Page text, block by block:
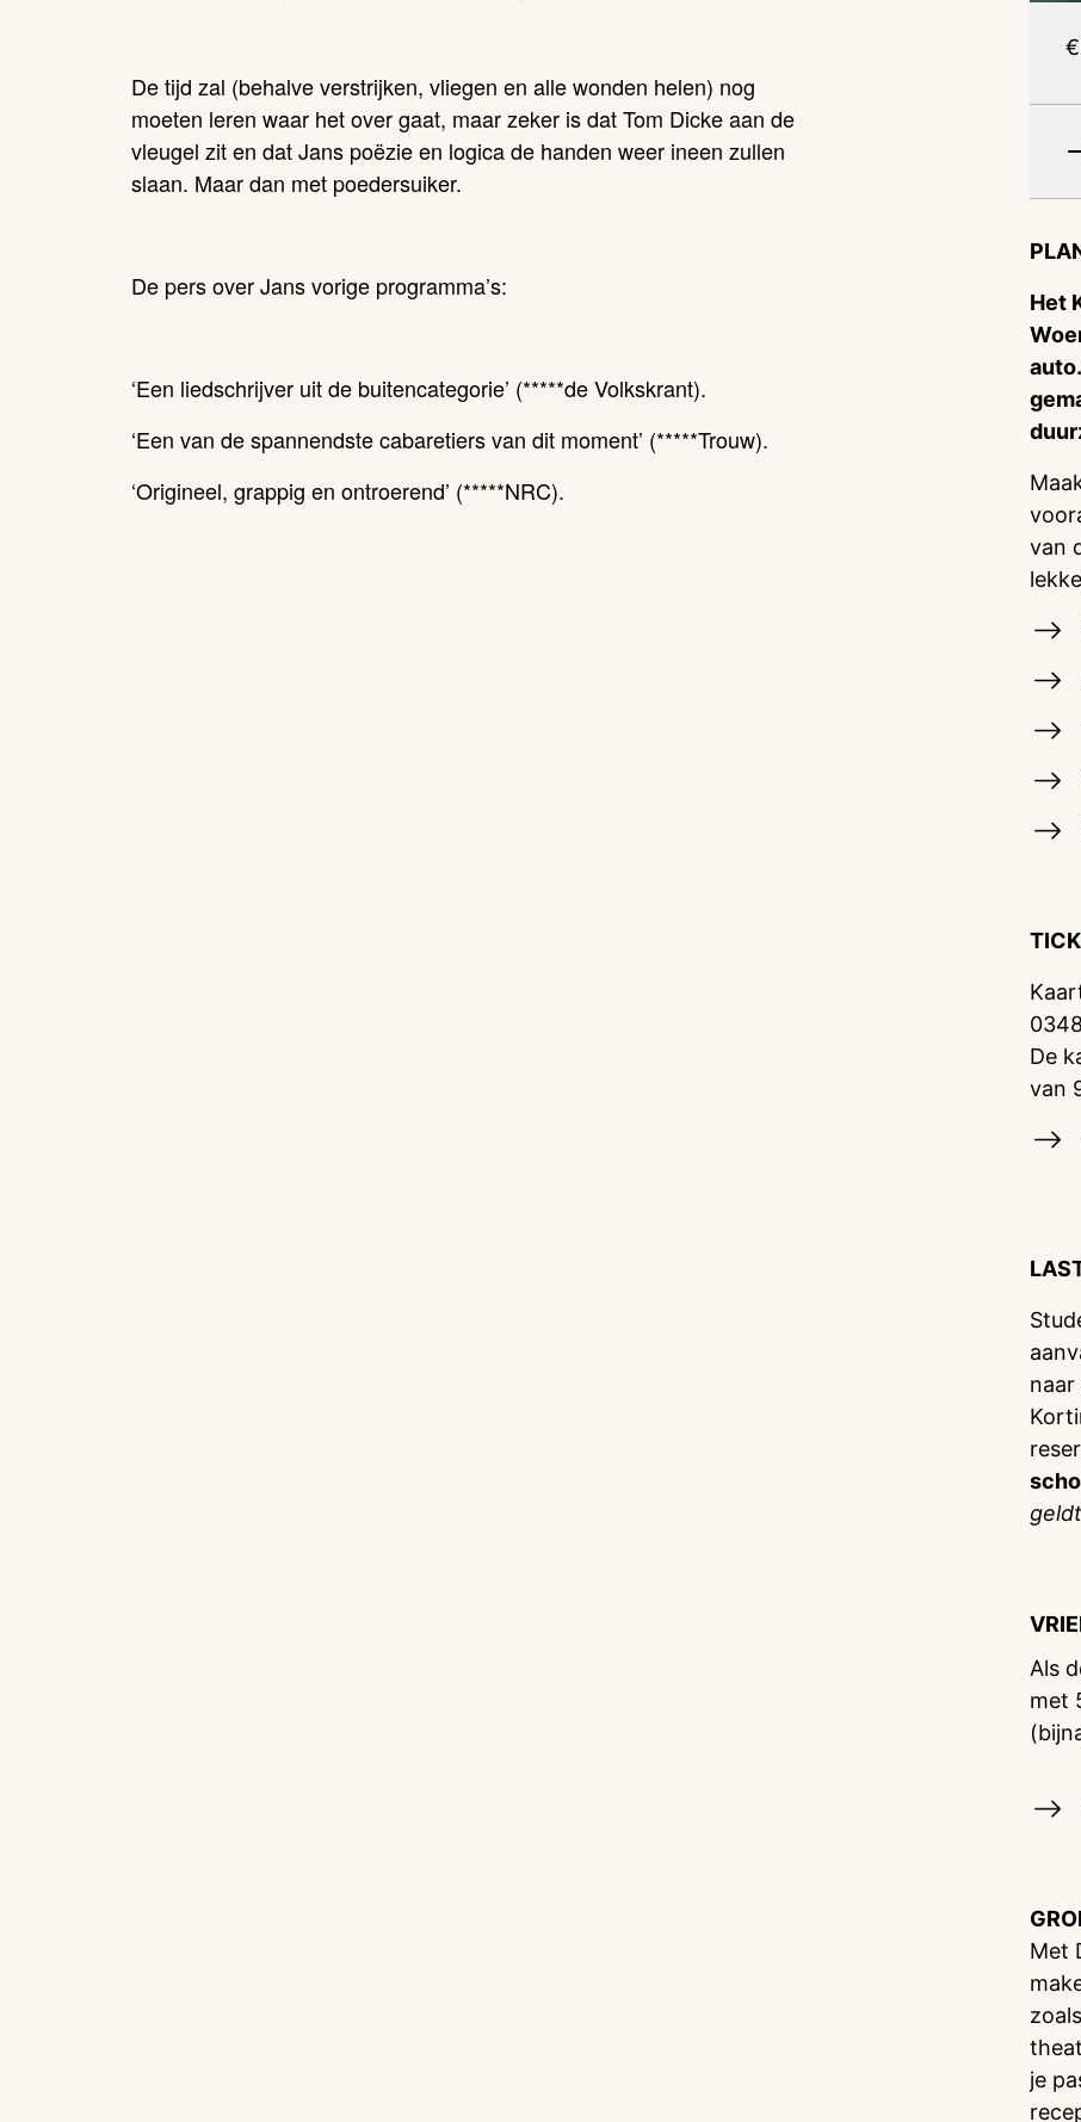
De tijd zal (behalve verstrijken, vliegen en alle wonden helen) nog
moeten leren waar het over gaat, maar zeker is dat Tom Dicke aan de
vleugel zit en dat Jans poëzie en logica de handen weer ineen zullen
slaan. Maar dan met poedersuiker.
De pers over Jans vorige programma’s:
‘Een liedschrijver uit de buitencategorie’ (*****de Volkskrant).
‘Een van de spannendste cabaretiers van dit moment’ (*****Trouw).
‘Origineel, grappig en ontroerend’ (*****NRC).
Het
van
De
van
Als
met
Met
je